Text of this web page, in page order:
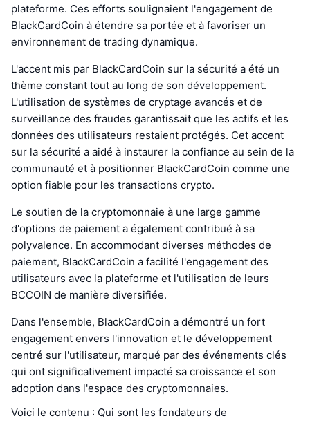
plateforme. Ces efforts soulignaient l'engagement de
BlackCardCoin à étendre sa portée et à favoriser un
environnement de trading dynamique.
L'accent mis par BlackCardCoin sur la sécurité a été un
thème constant tout au long de son développement.
L'utilisation de systèmes de cryptage avancés et de
surveillance des fraudes garantissait que les actifs et les
données des utilisateurs restaient protégés. Cet accent
sur la sécurité a aidé à instaurer la confiance au sein de la
communauté et à positionner BlackCardCoin comme une
option fiable pour les transactions crypto.
Le soutien de la cryptomonnaie à une large gamme
d'options de paiement a également contribué à sa
polyvalence. En accommodant diverses méthodes de
paiement, BlackCardCoin a facilité l'engagement des
utilisateurs avec la plateforme et l'utilisation de leurs
BCCOIN de manière diversifiée.
Dans l'ensemble, BlackCardCoin a démontré un fort
engagement envers l'innovation et le développement
centré sur l'utilisateur, marqué par des événements clés
qui ont significativement impacté sa croissance et son
adoption dans l'espace des cryptomonnaies.
Voici le contenu : Qui sont les fondateurs de